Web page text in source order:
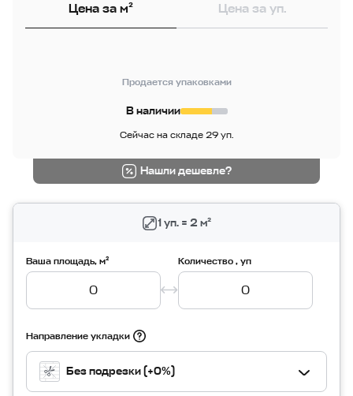
Цена за м² Цена за уп.
Продается упаковками
В наличии
Сейчас на складе 29 уп.
Нашли дешевле?
1 уп. = 2 м²
Ваша площадь, м² Количество , уп
Направление укладки
Без подрезки (+0%)